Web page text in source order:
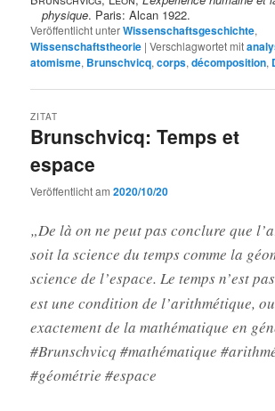
physique. Paris: Alcan 1922.
Veröffentlicht unterWissenschaftsgeschichte,
Wissenschaftstheorie |Verschlagwortet mit
atomisme, Brunschvicq,corps,décomposition,
Brunschvicq: Temps et
espace
ZITAT
Veröffentlicht am2020/10/20
„De là on ne peut pas conclure que
soit la science du temps comme la
science de l’espace. Le temps n’est
est une condition de l’arithmétique,
exactement de la mathématique en
#Brunschvicq #mathématique
#géométrie #espace